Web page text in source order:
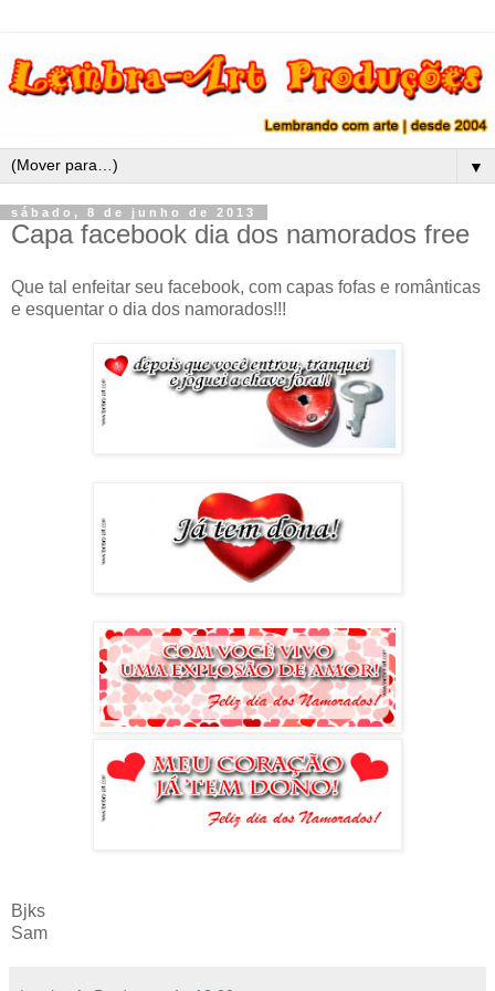
▼
sábado, 8 de junho de 2013
Capa facebook dia dos namorados free
Que tal enfeitar seu facebook, com capas fofas e românticas
e esquentar o dia dos namorados!!!
Bjks
Sam